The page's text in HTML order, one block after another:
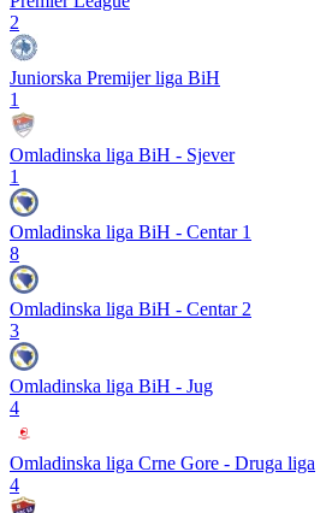
2
Juniorska Premijer liga BiH
1
Omladinska liga BiH - Sjever
1
Omladinska liga BiH - Centar 1
8
Omladinska liga BiH - Centar 2
3
Omladinska liga BiH - Jug
4
Omladinska liga Crne Gore - Druga liga
4